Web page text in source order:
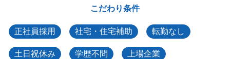
こだわり条件
正社員採用 社宅・住宅補助 転勤なし
土日祝休み 学歴不問 上場企業